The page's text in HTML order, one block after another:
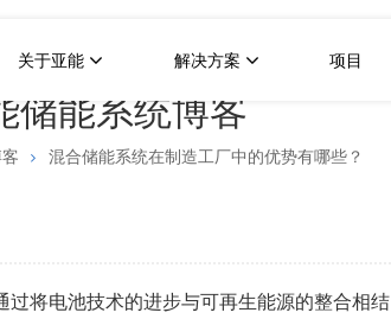
关于亚能 解决方案 项目
储能系统博客
混合储能系统在制造工厂中的优势有哪些？
将电池技术的进步与可再生能源的整合相结